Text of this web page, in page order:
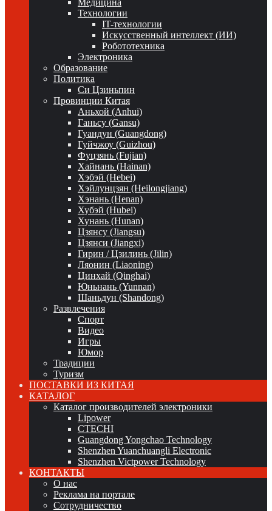
Медицина
Технологии
IT-технологии
Искусственный интеллект (ИИ)
Робототехника
Электроника
Образование
Политика
Си Цзиньпин
Провинции Китая
Аньхой (Anhui)
Ганьсу (Gansu)
Гуандун (Guangdong)
Гуйчжоу (Guizhou)
Фуцзянь (Fujian)
Хайнань (Hainan)
Хэбэй (Hebei)
Хэйлунцзян (Heilongjiang)
Хэнань (Henan)
Хубэй (Hubei)
Хунань (Hunan)
Цзянсу (Jiangsu)
Цзянси (Jiangxi)
Гирин / Цзилинь (Jilin)
Ляонин (Liaoning)
Цинхай (Qinghai)
Юньнань (Yunnan)
Шаньдун (Shandong)
Развлечения
Спорт
Видео
Игры
Юмор
Традиции
Туризм
ПОСТАВКИ ИЗ КИТАЯ
КАТАЛОГ
Каталог производителей электроники
Lipower
CTECHI
Guangdong Yongchao Technology
Shenzhen Yuanchuangli Electronic
Shenzhen Victpower Technology
КОНТАКТЫ
О нас
Реклама на портале
Сотрудничество